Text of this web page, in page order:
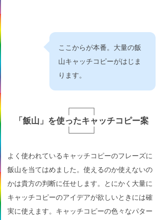
ここからが本番。大量の飯
山キャッチコピーがはじま
ります。
「飯山」を使ったキャッチコピー案
よく使われているキャッチコピーのフレーズに
飯山を当てはめました。使えるのか使えないの
かは貴方の判断に任せします。とにかく大量に
キャッチコピーのアイデアが欲しいときには確
実に使えます。キャッチコピーの色々なパター